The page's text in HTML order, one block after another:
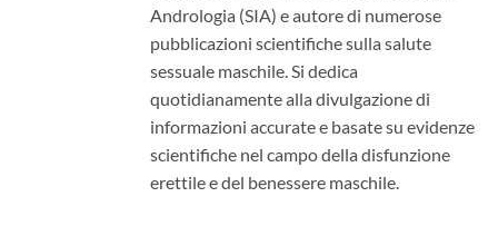
Andrologia (SIA) e autore di numerose
pubblicazioni scientifiche sulla salute
sessuale maschile. Si dedica
quotidianamente alla divulgazione di
informazioni accurate e basate su evidenze
scientifiche nel campo della disfunzione
erettile e del benessere maschile.